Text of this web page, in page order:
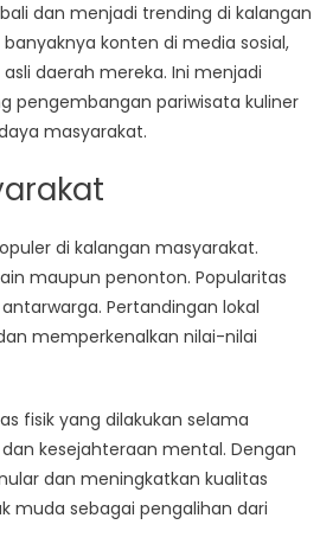
dan menjadi trending di kalangan
konten di media sosial,
daerah mereka. Ini menjadi
pengembangan pariwisata kuliner
masyarakat.
di kalangan masyarakat.
maupun penonton. Popularitas
Pertandingan lokal
memperkenalkan nilai-nilai
fisik yang dilakukan selama
kesejahteraan mental. Dengan
dan meningkatkan kualitas
muda sebagai pengalihan dari